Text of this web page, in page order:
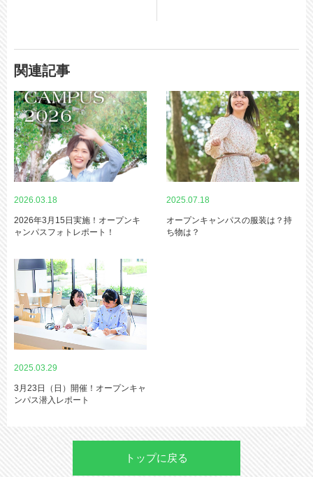
関連記事
2026.03.18
2026年3月15日実施！オープンキ
ャンパスフォトレポート！
2025.07.18
オープンキャンパスの服装は？持
ち物は？
2025.03.29
3月23日（日）開催！オープンキャ
ンパス潜入レポート
トップに戻る